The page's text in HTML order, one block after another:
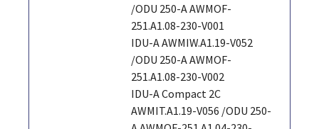
/ODU 250-A AWMOF-
251.A1.08-230-V001
IDU-A AWMIW.A1.19-V052
/ODU 250-A AWMOF-
251.A1.08-230-V002
IDU-A Compact 2C
AWMIT.A1.19-V056 /ODU 250-